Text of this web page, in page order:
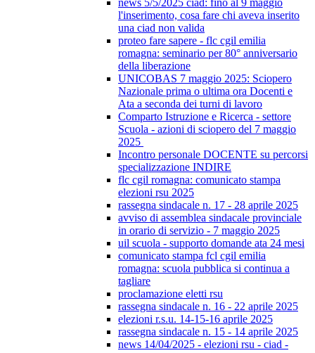
news 5/5/2025 ciad: fino al 9 maggio
l'inserimento, cosa fare chi aveva inserito
una ciad non valida
proteo fare sapere - flc cgil emilia
romagna: seminario per 80° anniversario
della liberazione
UNICOBAS 7 maggio 2025: Sciopero
Nazionale prima o ultima ora Docenti e
Ata a seconda dei turni di lavoro
Comparto Istruzione e Ricerca - settore
Scuola - azioni di sciopero del 7 maggio
2025
Incontro personale DOCENTE su percorsi
specializzazione INDIRE
flc cgil romagna: comunicato stampa
elezioni rsu 2025
rassegna sindacale n. 17 - 28 aprile 2025
avviso di assemblea sindacale provinciale
in orario di servizio - 7 maggio 2025
uil scuola - supporto domande ata 24 mesi
comunicato stampa fcl cgil emilia
romagna: scuola pubblica si continua a
tagliare
proclamazione eletti rsu
rassegna sindacale n. 16 - 22 aprile 2025
elezioni r.s.u. 14-15-16 aprile 2025
rassegna sindacale n. 15 - 14 aprile 2025
news 14/04/2025 - elezioni rsu - ciad -